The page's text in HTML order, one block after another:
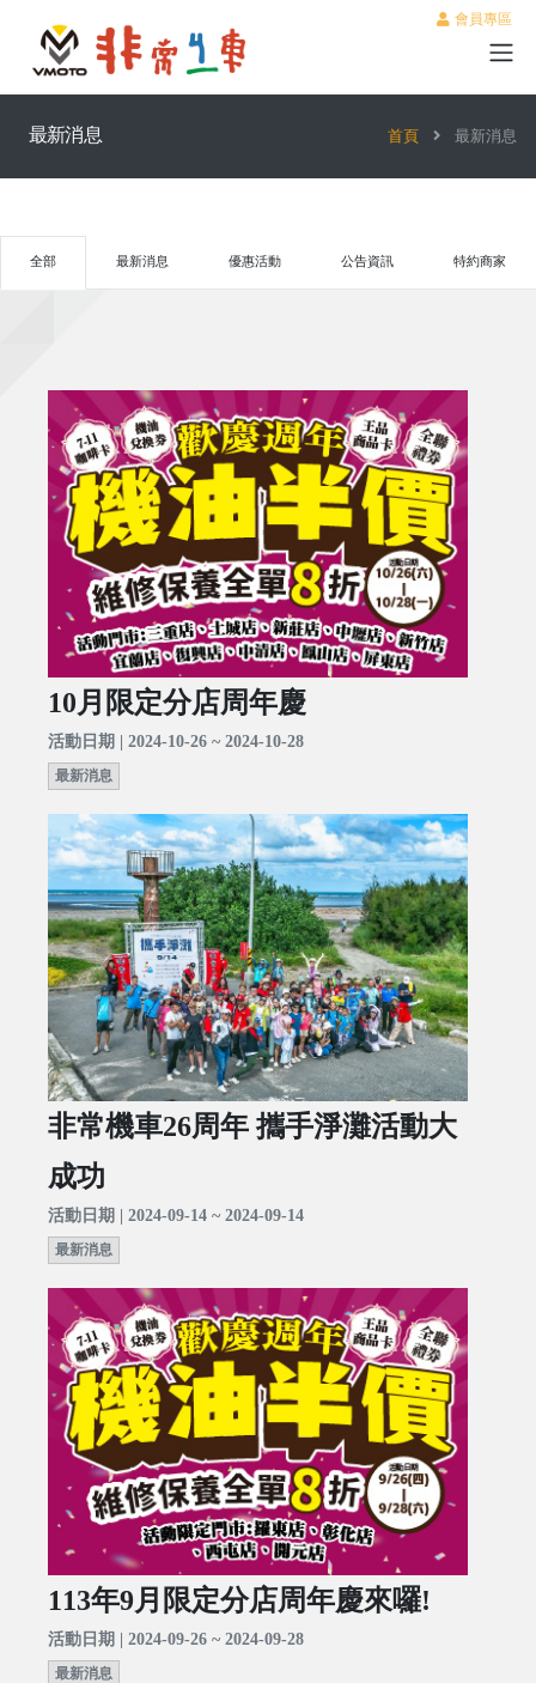
會員專區
最新消息 首頁 最新消息
全部 最新消息 優惠活動 公告資訊 特約商家
10月限定分店周年慶
活動日期 | 2024-10-26 ~ 2024-10-28
最新消息
非常機車26周年 攜手淨灘活動大
成功
活動日期 | 2024-09-14 ~ 2024-09-14
最新消息
113年9月限定分店周年慶來囉!
活動日期 | 2024-09-26 ~ 2024-09-28
最新消息